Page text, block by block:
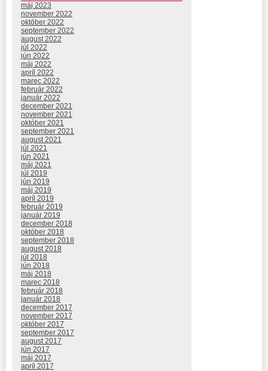
máj 2023
november 2022
október 2022
september 2022
august 2022
júl 2022
jún 2022
máj 2022
apríl 2022
marec 2022
február 2022
január 2022
december 2021
november 2021
október 2021
september 2021
august 2021
júl 2021
jún 2021
máj 2021
júl 2019
jún 2019
máj 2019
apríl 2019
február 2019
január 2019
december 2018
október 2018
september 2018
august 2018
júl 2018
jún 2018
máj 2018
marec 2018
február 2018
január 2018
december 2017
november 2017
október 2017
september 2017
august 2017
jún 2017
máj 2017
apríl 2017